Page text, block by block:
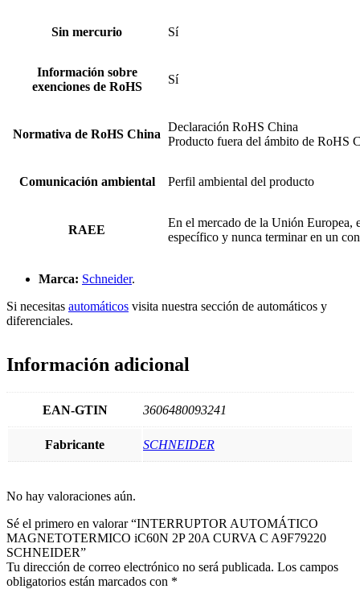
Sin mercurio Sí
Información sobre
exenciones de RoHS
Sí
Normativa de RoHS China
Declaración RoHS China
Producto fuera del ámbito de RoHS
Comunicación ambiental Perfil ambiental del producto
RAEE
En el mercado de la Unión Europea,
específico y nunca terminar en un
Marca: Schneider.
Si necesitas automáticos visita nuestra sección de automáticos y
diferenciales.
Información adicional
EAN-GTIN 3606480093241
Fabricante SCHNEIDER
No hay valoraciones aún.
Sé el primero en valorar “INTERRUPTOR AUTOMÁTICO
MAGNETOTERMICO iC60N 2P 20A CURVA C A9F79220
SCHNEIDER”
Tu dirección de correo electrónico no será publicada. Los campos
obligatorios están marcados con *